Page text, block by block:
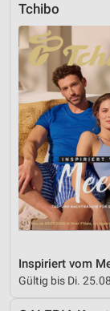
Tchibo
Inspiriert vom
Gültig bis Di.
Entwicklung
Verwendung
Inhalten
IAB-Besonderheiten:
Verwendung
Geräte anhand
Informationen
Nicht-IAB-
Notwendig
Funktional